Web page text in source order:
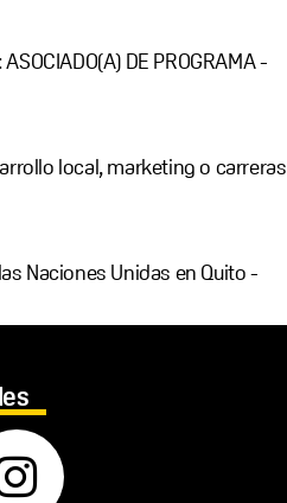
DE PROGRAMA -
local, marketing o carreras
Naciones Unidas en Quito -